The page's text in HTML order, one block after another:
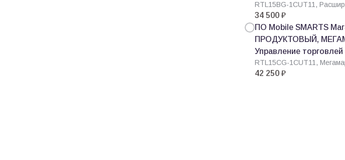
RTL15BG-1CUT11,
34 500 ₽
ПО Mobile SMARTS
ПРОДУКТОВЫЙ,
Управление торговлей
RTL15CG-1CUT11,
42 250 ₽